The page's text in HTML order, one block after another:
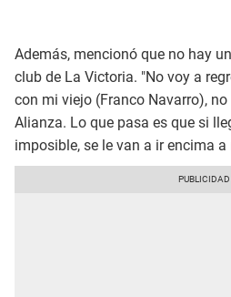
Además, mencionó que no hay
club de La Victoria. "No voy a
con mi viejo (Franco Navarro), no
Alianza. Lo que pasa es que si
imposible, se le van a ir encima